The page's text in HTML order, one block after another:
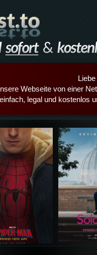
Webseite von einer
legal und kostenlos